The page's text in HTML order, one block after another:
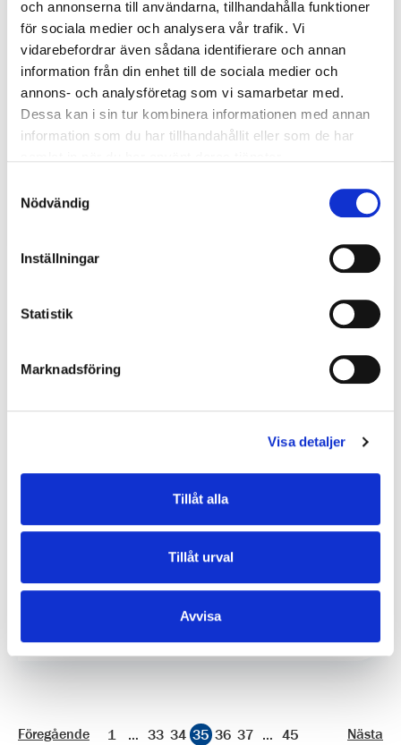
och annonserna till användarna, tillhandahålla funktioner
för sociala medier och analysera vår trafik. Vi
vidarebefordrar även sådana identifierare och annan
information från din enhet till de sociala medier och
annons- och analysföretag som vi samarbetar med.
Dessa kan i sin tur kombinera informationen med annan
information som du har tillhandahållit eller som de har
Nödvändig
Inställningar
Statistik
Marknadsföring
Visa detaljer
Tillåt alla
Tillåt urval
Avvisa
2016-10-06
GS Trafikantservice har tilldelats avtalet för
Hittegods till 2020
Hittegodsupphandlingen, där GS Trafikantservice,
dotterbolag till Göteborgs Spårvägar, har utse...
Överprövningen av upphandlingen av nya
spårvagnar läggs ner
Förvaltningsrätten i Göteborg har idag avskrivit målet
upphandling av spårvagn M33 på grund av...
Föregående 1 … 33 34 35 36 37 … 45 Nästa